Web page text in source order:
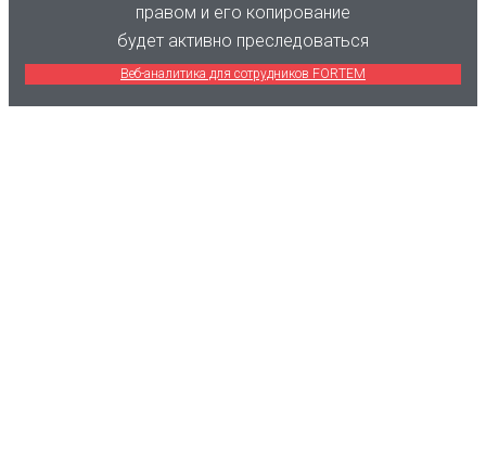
правом и его копирование
будет активно преследоваться
Веб-аналитика для сотрудников FORTEM